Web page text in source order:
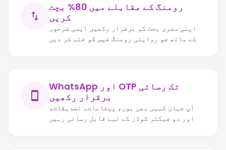
رومنگ کے مقابلے میں 80% بچت
کریں
اپنی سفری بجٹ کو برقرار رکھیں ایسی شرحوں
کے ساتھ جو روایتی رومنگ فیس کو ختم کر دیں
WhatsApp اور OTP تک رسائی
برقرار رکھیں
آپ جہاں کہیں بھی ہوں، پیغامات، تصدیقات،
اور دو فیکٹر کوڈز کے لیے قابل رسائی رہیں